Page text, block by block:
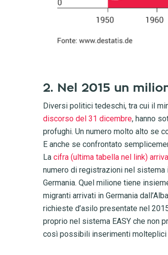
2. Nel 2015 un
Diversi politici tedeschi, tra cui il
discorso del 31 dicembre, hanno
profughi. Un numero molto alto se
E anche se confrontato
La cifra (ultima tabella nel link)
numero di registrazioni nel sistema
Germania. Quel milione tiene
migranti arrivati in Germania
richieste d’asilo presentate nel
proprio nel sistema EASY che non
così possibili inserimenti molteplici